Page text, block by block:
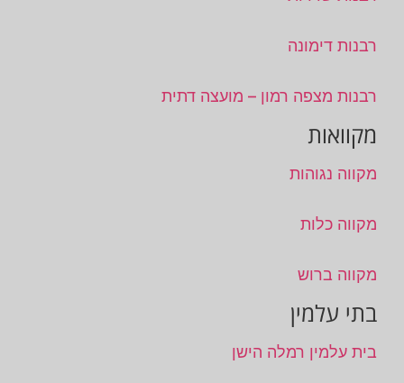
רבנות דימונה
רבנות מצפה רמון – מועצה דתית
מקוואות
מקווה נגוהות
מקווה כלות
מקווה ברוש
בתי עלמין
בית עלמין רמלה הישן